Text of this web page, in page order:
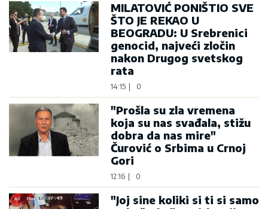
MILATOVIĆ PONIŠTIO SVE
ŠTO JE REKAO U
BEOGRADU: U Srebrenici
genocid, najveći zločin
nakon Drugog svetskog
rata
14:15 0
"Prošla su zla vremena
koja su nas svađala, stižu
dobra da nas mire"
Čurović o Srbima u Crnoj
Gori
12:16 0
"Joj sine koliki si ti si samo